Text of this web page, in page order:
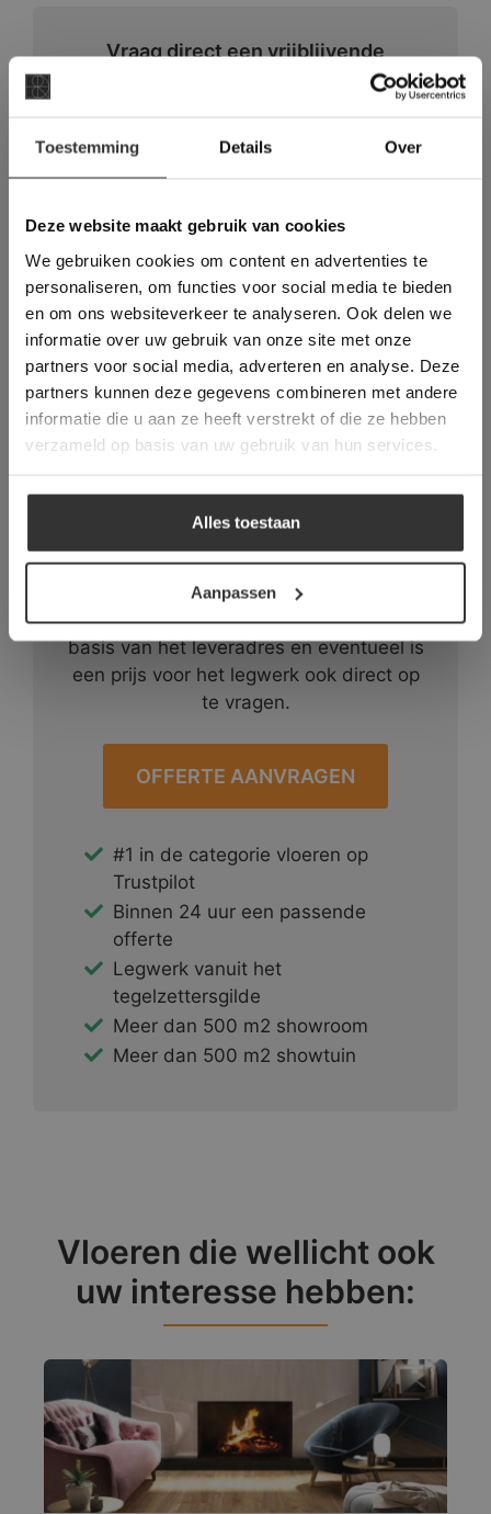
Toestemming Details Over
Deze website maakt gebruik van cookies
We gebruiken cookies om content en advertenties te
personaliseren, om functies voor social media te bieden
en om ons websiteverkeer te analyseren. Ook delen we
informatie over uw gebruik van onze site met onze
partners voor social media, adverteren en analyse. Deze
partners kunnen deze gegevens combineren met andere
informatie die u aan ze heeft verstrekt of die ze hebben
verzameld op basis van uw gebruik van hun services.
Alles toestaan
Aanpassen
Vraag direct een vrijblijvende
offerte aan voor deze vloer:
VRAAG NU EEN OFFERTE AAN
vrijblijvende offerte aan:
Een offerte aanvragen bij van den
Heuvel & van Duuren is handwerk. Wij
denken met u mee, maken een prijs op
basis van het leveradres en eventueel is
een prijs voor het legwerk ook direct op
te vragen.
OFFERTE AANVRAGEN
#1 in de categorie vloeren op
Trustpilot
Binnen 24 uur een passende
offerte
Legwerk vanuit het
tegelzettersgilde
Meer dan 500 m2 showroom
Meer dan 500 m2 showtuin
Vloeren die wellicht ook
uw interesse hebben:
Deze website maakt
gebruik van cookies.
This Cookie Banner was deleted and is no
longer working. Please contact the website
administrator.
Deze website gebruikt cookies om de
gebruikerservaring te verbeteren. Door
gebruik te maken van onze website geeft u
toestemming voor alle cookies in
overeenstemming met ons cookiebeleid.Lees
verder
ALLES ACCEPTEREN
ALLES AFWIJZEN
DETAILS WEERGEVEN